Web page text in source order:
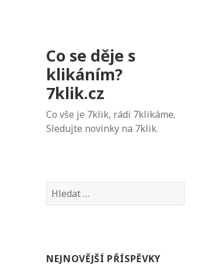
Co se děje s
klikáním?
7klik.cz
Co vše je 7klik, rádi 7klikáme.
Sledujte novinky na 7klik.
V
y
d
NEJNOVĚJŠÍ PŘÍSPĚVKY